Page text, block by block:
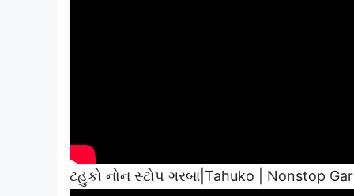
ટહુકો નોન સ્ટોપ ગરબા|Tahuko | Nonstop